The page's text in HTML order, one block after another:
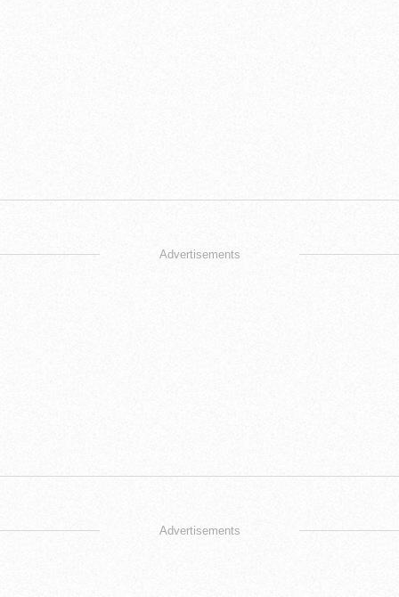
Advertisements
Advertisements